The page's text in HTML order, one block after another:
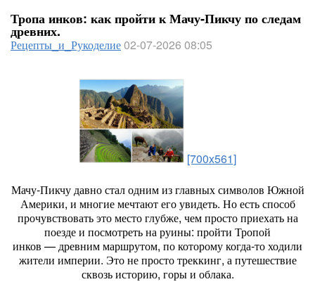
Тропа инков: как пройти к Мачу‑Пикчу по следам
древних.
Рецепты_и_Рукоделие02-07-2026 08:05
[700x561]
Мачу‑Пикчудавносталоднимизглавныхсимволов Южной
Америки, и многиемечтаютегоувидеть. Ноестьспособ
прочувствоватьэтоместоглубже, чемпростоприехатьна
поездеи посмотретьнаруины: пройти Тропой
инков — древниммаршрутом, покоторомукогда‑тоходили
жители империи. Этонепростотреккинг, апутешествие
сквозьисторию, горыи облака.